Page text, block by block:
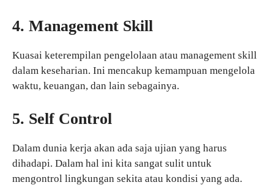
4. Management Skill
Kuasai keterempilan pengelolaan atau management skill
dalam keseharian. Ini mencakup kemampuan mengelola
waktu, keuangan, dan lain sebagainya.
5. Self Control
Dalam dunia kerja akan ada saja ujian yang harus
dihadapi. Dalam hal ini kita sangat sulit untuk
mengontrol lingkungan sekita atau kondisi yang ada.